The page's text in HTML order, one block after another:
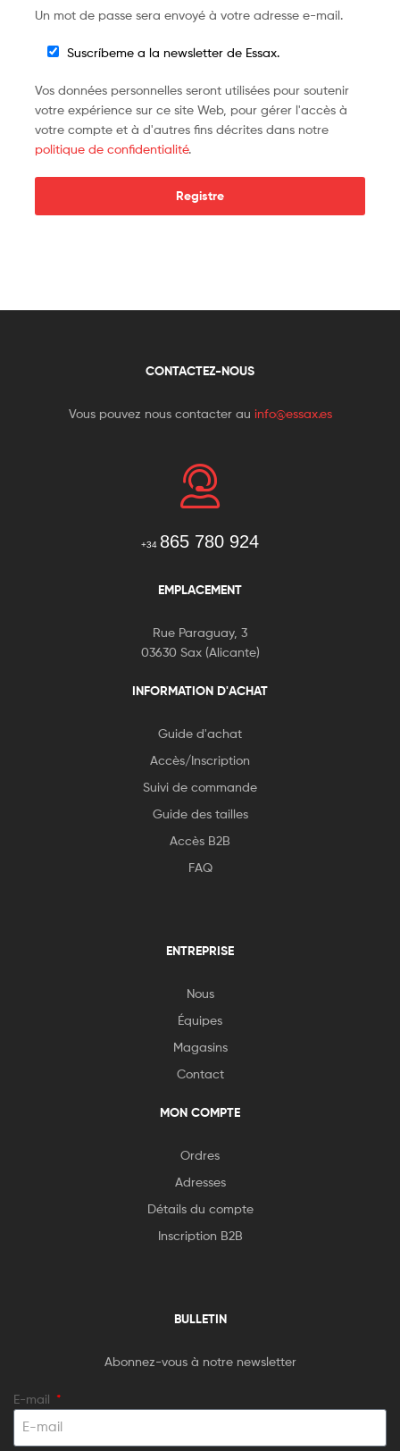
Un mot de passe sera envoyé à votre adresse e-mail.
Suscríbeme a la newsletter de Essax.
Vos données personnelles seront utilisées pour soutenir
votre expérience sur ce site Web, pour gérer l'accès à
votre compte et à d'autres fins décrites dans notre
politique de confidentialité.
Registre
CONTACTEZ-NOUS
Vous pouvez nous contacter au info@essax.es
+34 865 780 924
EMPLACEMENT
Rue Paraguay, 3
03630 Sax (Alicante)
INFORMATION D'ACHAT
Guide d'achat
Accès/Inscription
Suivi de commande
Guide des tailles
Accès B2B
FAQ
ENTREPRISE
Nous
Équipes
Magasins
Contact
MON COMPTE
Ordres
Adresses
Détails du compte
Inscription B2B
BULLETIN
Abonnez-vous à notre newsletter
E-mail